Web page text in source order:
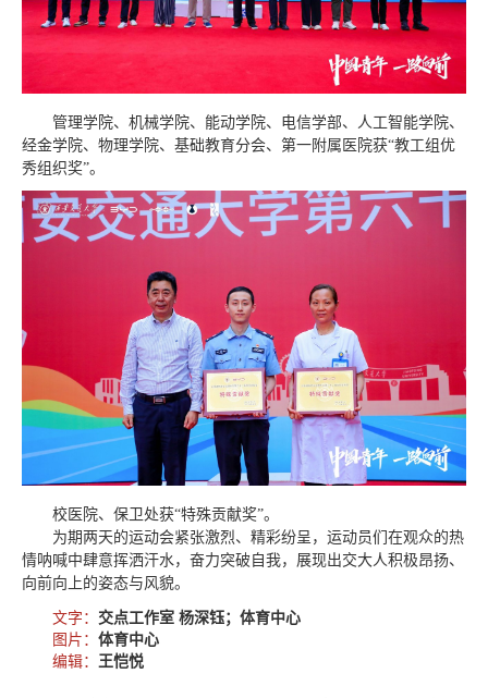
管理学院、机械学院、能动学院、电信学部、人工智能学院、
经金学院、物理学院、基础教育分会、第一附属医院获“教工组优
秀组织奖”。
校医院、保卫处获“特殊贡献奖”。
为期两天的运动会紧张激烈、精彩纷呈，运动员们在观众的热
情呐喊中肆意挥洒汗水，奋力突破自我，展现出交大人积极昂扬、
向前向上的姿态与风貌。
文字： 交点工作室 杨深钰；体育中心
图片： 体育中心
编辑： 王恺悦